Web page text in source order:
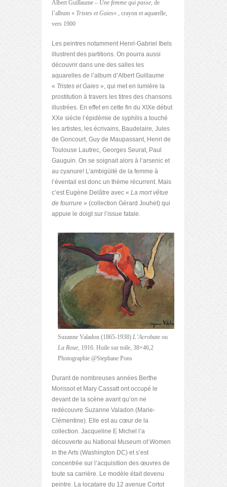
Albert Guillaume – Une femme qui passe, de
l’album « Tristes et Gaies« , crayon et aquarelle,
vers 1900
Les peintres notamment Henri-Gabriel Ibels
illustrent des partitions. On pourra aussi
découvrir dans une des salles les
aquarelles de l’album d’Albert Guillaume
« Tristes et Gaies », qui met en lumière la
prostitution à travers les titres des chansons
illustrées. En effet en cette fin du XIXe début
XXe siècle l’épidémie de syphilis a touché
les artistes, les écrivains, Baudelaire, Jules
de Goncourt, Guy de Maupassant, Henri de
Toulouse Lautrec, Georges Seurat, Paul
Gauguin. On se soignait alors à l’arsenic et
au cyanure! L’ambigüité de la femme à
l’éventail est donc un thème récurrent. Mais
c’est Eugène Delâtre avec « La mort vêtue
de fourrure » (collection Gérard Jouhet) qui
appuie le doigt sur l’issue fatale.
Suzanne Valadon (1865-1938) L’Acrobate ou
La Roue, 1916. Huile sur toile, 38×46,2
Photographie @Stephane Pons
Durant de nombreuses années Berthe
Morissot et Mary Cassatt ont occupé le
devant de la scène avant qu’on ne
redécouvre Suzanne Valadon (Marie-
Clémentine). Elle est au cœur de la
collection. Jacqueline E Michel l’a
découverte au National Museum of Women
in the Arts (Washington DC) et s’est
concentrée sur l’acquisition des œuvres de
toute sa carrière. Le modèle était devenu
peintre. La locataire du 12 avenue Cortot